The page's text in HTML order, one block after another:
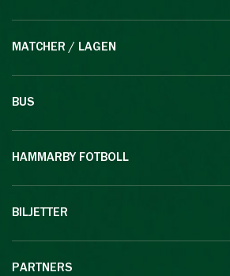
MATCHER / LAGEN
BUS
HAMMARBY FOTBOLL
BILJETTER
PARTNERS